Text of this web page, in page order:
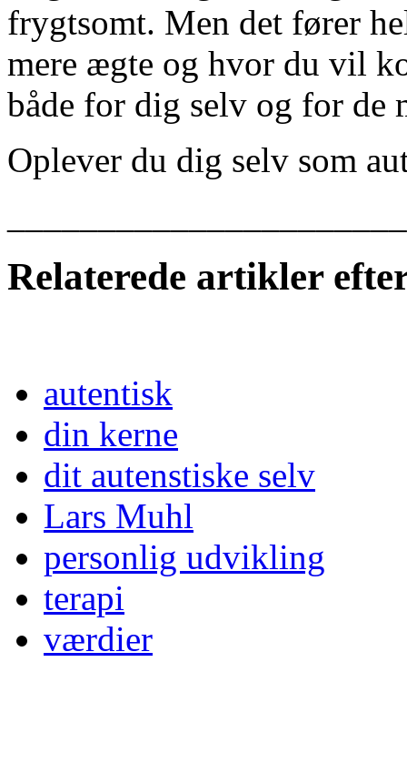
frygtsomt. Men det fører
mere ægte og hvor du vil
både for dig selv og for de
Oplever du dig selv som
Relaterede artikler
autentisk
din kerne
dit autenstiske selv
Lars Muhl
personlig udvikling
terapi
værdier